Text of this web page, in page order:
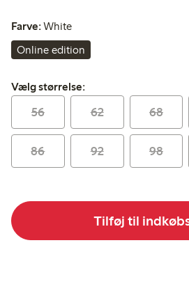
Farve:White
Online edition
Vælg størrelse:
Vælg størrelse:
56 62 68
86 92 98
Tilføj til